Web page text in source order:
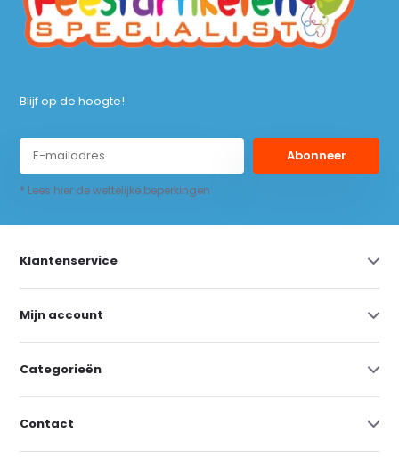
Blijf op de hoogte!
Abonneer
* Lees hier de wettelijke beperkingen
Klantenservice
Mijn account
Categorieën
Contact